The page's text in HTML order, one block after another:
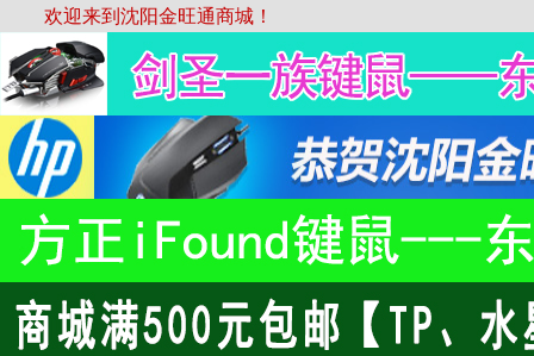
欢迎来到沈阳金旺通商城！